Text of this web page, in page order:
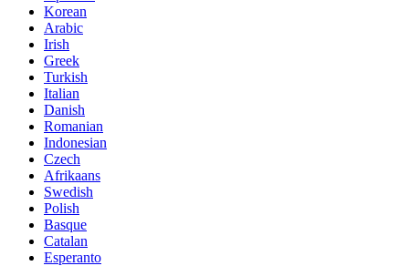
Korean
Arabic
Irish
Greek
Turkish
Italian
Danish
Romanian
Indonesian
Czech
Afrikaans
Swedish
Polish
Basque
Catalan
Esperanto